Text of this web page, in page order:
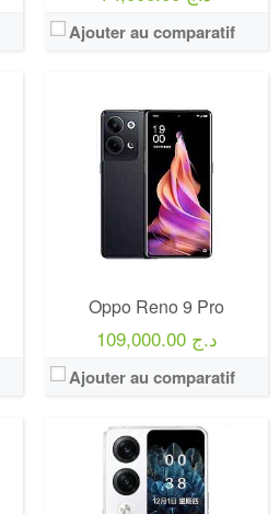
Ajouter au comparatif
Oppo Reno 9 Pro
109,000.00 د.ج
Ajouter au comparatif